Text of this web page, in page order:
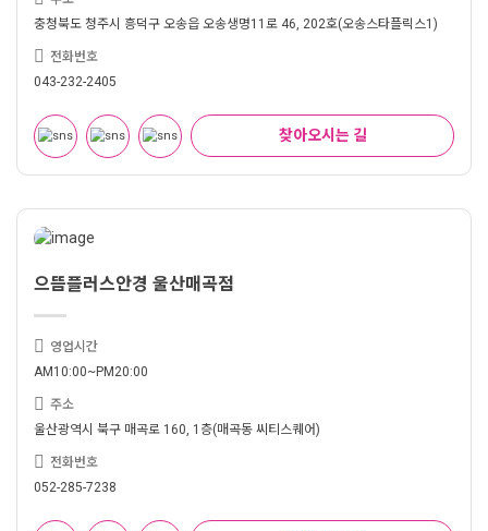
충청북도 청주시 흥덕구 오송읍 오송생명11로 46, 202호(오송스타플릭스1)
전화번호
043-232-2405
찾아오시는 길
으뜸플러스안경 울산매곡점
영업시간
AM10:00~PM20:00
주소
울산광역시 북구 매곡로 160, 1층(매곡동 씨티스퀘어)
전화번호
052-285-7238